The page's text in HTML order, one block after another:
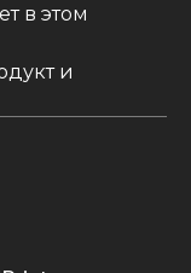
в этом
и